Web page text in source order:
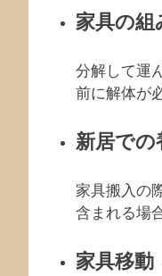
家具の組
分解して運
前に解体が
新居での
家具搬入の
含まれる場
家具移動